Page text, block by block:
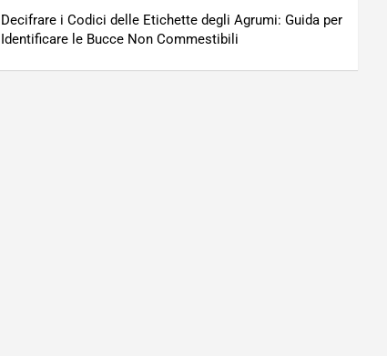
Decifrare i Codici delle Etichette degli Agrumi: Guida per
Identificare le Bucce Non Commestibili